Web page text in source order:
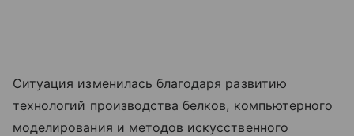
Ситуация изменилась благодаря развитию
технологий производства белков, компьютерного
моделирования и методов искусственного